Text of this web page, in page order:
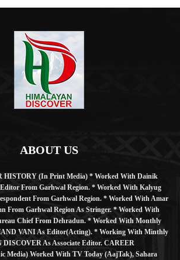
ABOUT US
HISTORY (in Print Media) * Worked With Dainik
From Garhwal Region. * Worked With Kalyug
From Garhwal Region. * Worked With Amar
From Garhwal Region As Stringer. * Worked With
Chief From Dehradun. * Worked With Monthly
VANI As Editor(Acting). * Working With Minthly
DISCOVER As Associate Editor. CAREER
Media) Worked With TV Today (AajTak), Sahara